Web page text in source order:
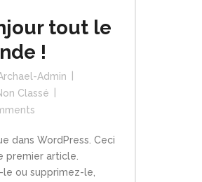
tout le
!
Admin
Classé
dans WordPress. Ceci
premier article.
le ou supprimez-le,